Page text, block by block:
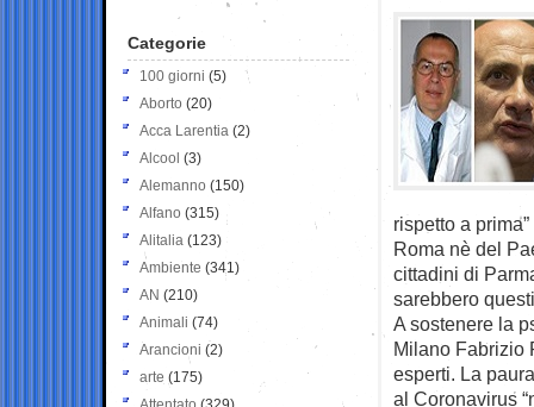
rispetto a
Roma nè del
cittadini di
sarebbero
A sostenere la
Milano Fabrizio
esperti. La
al Coronavirus
Categorie
100 giorni (5)
Aborto (20)
Acca Larentia (2)
Alcool (3)
Alemanno (150)
Alfano (315)
Alitalia (123)
Ambiente (341)
AN (210)
Animali (74)
Arancioni (2)
arte (175)